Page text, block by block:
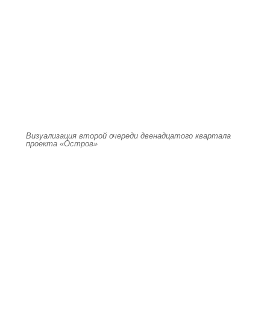
Визуализация второй очереди двенадцатого квартала
проекта «Остров»